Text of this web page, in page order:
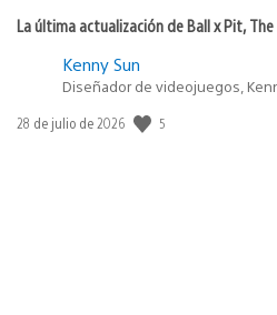
La última actualización de Ball x Pit,
Kenny Sun
Diseñador de videojuegos,
Fecha
28 de julio de 2026 5